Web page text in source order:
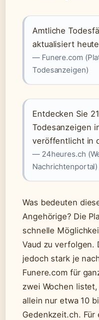
Amtliche
aktualisiert
— Funere.com
Todesanzeigen)
Entdecken Sie
Todesanzeigen
veröffentlicht in
— 24heures.ch
Nachrichtenportal)
Was bedeuten
Angehörige? Die
schnelle
Vaud zu verfolgen.
jedoch stark je
Funere.com für
zwei Wochen
allein nur etwa 10
Gedenkzeit.ch. Für